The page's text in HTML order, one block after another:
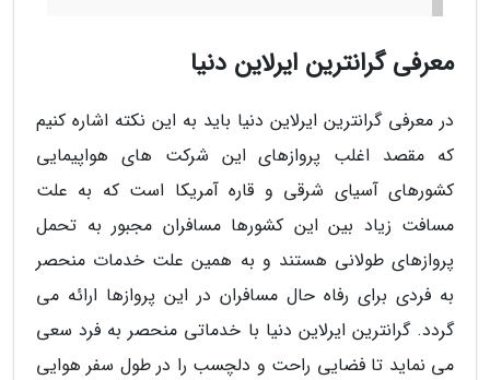
معرفی گرانترین ایرلاین دنیا
در معرفی گرانترین ایرلاین دنیا باید به این نکته اشاره کنیم
که مقصد اغلب پروازهای این شرکت های هواپیمایی
کشورهای آسیای شرقی و قاره آمریکا است که به علت
مسافت زیاد بین این کشورها مسافران مجبور به تحمل
پروازهای طولانی هستند و به همین علت خدمات منحصر
به فردی برای رفاه حال مسافران در این پروازها ارائه می
گردد. گرانترین ایرلاین دنیا با خدماتی منحصر به فرد سعی
می نماید تا فضایی راحت و دلچسب را در طول سفر هوایی